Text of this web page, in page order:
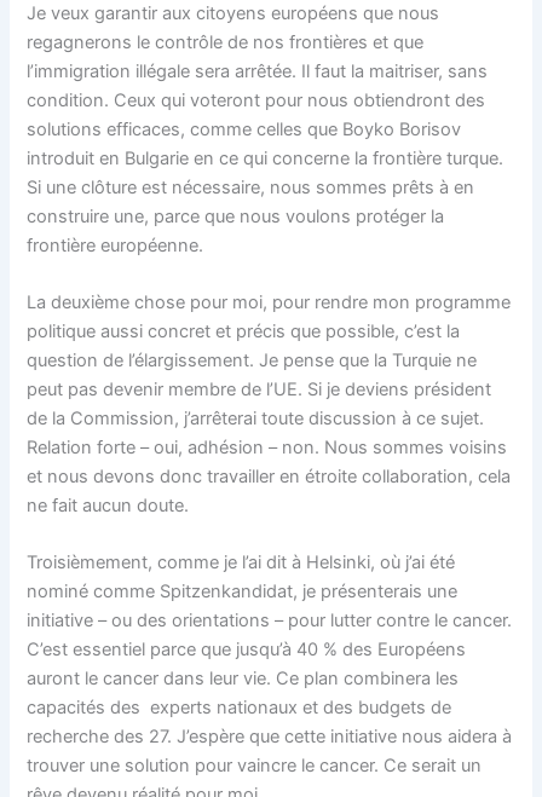
Je veux garantir aux citoyens européens que nous
regagnerons le contrôle de nos frontières et que
l’immigration illégale sera arrêtée. Il faut la maitriser, sans
condition. Ceux qui voteront pour nous obtiendront des
solutions efficaces, comme celles que Boyko Borisov
introduit en Bulgarie en ce qui concerne la frontière turque.
Si une clôture est nécessaire, nous sommes prêts à en
construire une, parce que nous voulons protéger la
frontière européenne.
La deuxième chose pour moi, pour rendre mon programme
politique aussi concret et précis que possible, c’est la
question de l’élargissement. Je pense que la Turquie ne
peut pas devenir membre de l’UE. Si je deviens président
de la Commission, j’arrêterai toute discussion à ce sujet.
Relation forte – oui, adhésion – non. Nous sommes voisins
et nous devons donc travailler en étroite collaboration, cela
ne fait aucun doute.
Troisièmement, comme je l’ai dit à Helsinki, où j’ai été
nominé comme Spitzenkandidat, je présenterais une
initiative – ou des orientations – pour lutter contre le cancer.
C’est essentiel parce que jusqu’à 40 % des Européens
auront le cancer dans leur vie. Ce plan combinera les
capacités des experts nationaux et des budgets de
recherche des 27. J’espère que cette initiative nous aidera à
trouver une solution pour vaincre le cancer. Ce serait un